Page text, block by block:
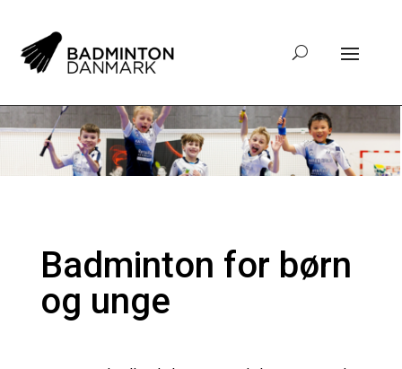
Badminton for børn
og unge